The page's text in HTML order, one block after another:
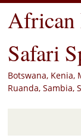
African
Safari
Botswana, Kenia,
Ruanda, Sambia,